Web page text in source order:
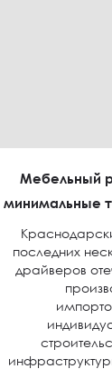
Мебельный
минимальные
последних
драйверов